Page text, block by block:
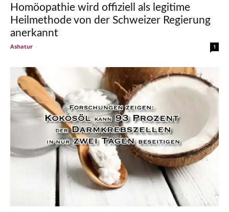
Homöopathie wird offiziell als legitime
Heilmethode von der Schweizer Regierung
anerkannt
Ashatur - 1